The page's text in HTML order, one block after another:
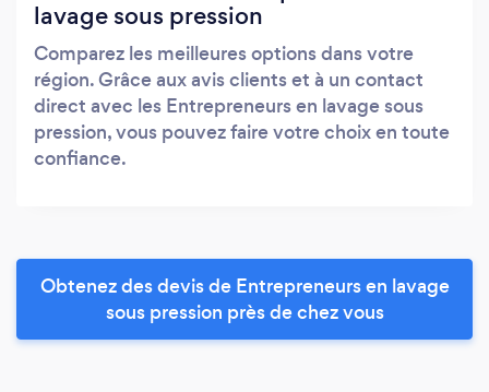
lavage sous pression
Comparez les meilleures options dans votre
région. Grâce aux avis clients et à un contact
direct avec les Entrepreneurs en lavage sous
pression, vous pouvez faire votre choix en toute
confiance.
Obtenez des devis de Entrepreneurs en lavage
sous pression près de chez vous